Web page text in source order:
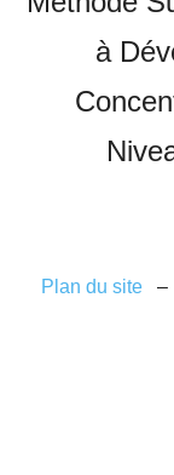
à
Plan du site –